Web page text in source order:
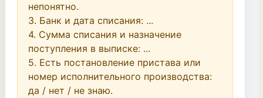
непонятно.
3. Банк и дата списания: ...
4. Сумма списания и назначение
поступления в выписке: ...
5. Есть постановление пристава или
номер исполнительного производства:
да / нет / не знаю.